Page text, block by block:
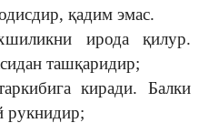
қадим эмас.
ирода қилур.
ташқаридир;
киради. Балки
рукнидир;